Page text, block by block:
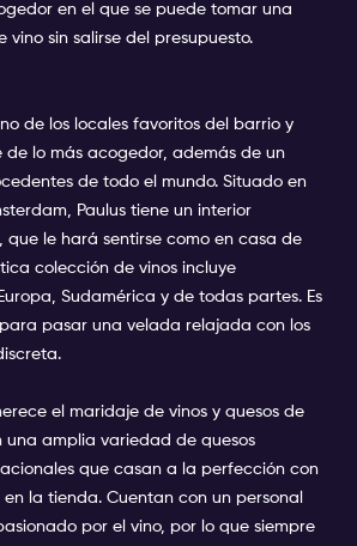
en el que se puede tomar una
vino sin salirse del presupuesto.
de los locales favoritos del barrio y
de lo más acogedor, además de un
de todo el mundo. Situado en
Paulus tiene un interior
que le hará sentirse como en casa de
colección de vinos incluye
Sudamérica y de todas partes. Es
pasar una velada relajada con los
el maridaje de vinos y quesos de
una amplia variedad de quesos
que casan a la perfección con
en la tienda. Cuentan con un personal
por el vino, por lo que siempre